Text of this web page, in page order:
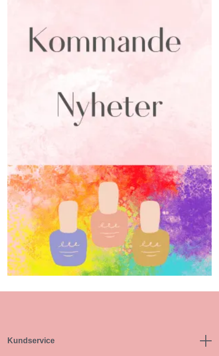
Kundservice